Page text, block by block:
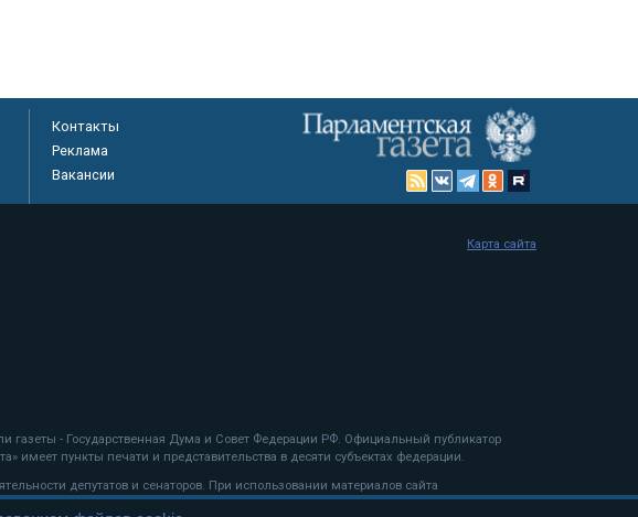
Контакты
Реклама
Вакансии
газеты - Государственная Дума и Совет Федерации РФ. Официальный публикатор
имеет пункты печати и представительства в десяти субъектах федерации.
депутатов и сенаторов. При использовании материалов сайта
Карта сайта